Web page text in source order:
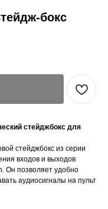
бокс
стейджбокс для
стейджбокс из серии
входов и выходов
Он позволяет удобно
аудиосигналы на пульт